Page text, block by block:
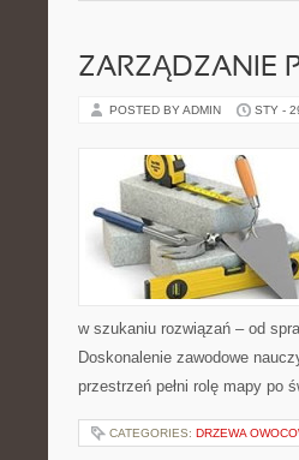
ZARZĄDZANIE
POSTED BY ADMIN STY -
w szukaniu rozwiązań – od
Doskonalenie zawodowe
przestrzeń pełni rolę mapy po
CATEGORIES: DRZEWA